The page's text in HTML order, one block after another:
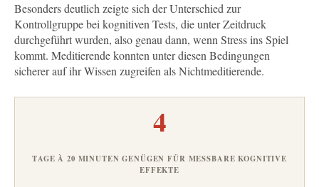
Besonders deutlich zeigte sich der Unterschied zur
Kontrollgruppe bei kognitiven Tests, die unter Zeitdruck
durchgeführt wurden, also genau dann, wenn Stress ins Spiel
kommt. Meditierende konnten unter diesen Bedingungen
sicherer auf ihr Wissen zugreifen als Nichtmeditierende.
4
TAGE À 20 MINUTEN GENÜGEN FÜR MESSBARE KOGNITIVE
EFFEKTE